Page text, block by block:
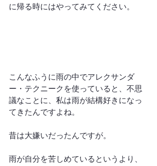
に帰る時にはやってみてください。
こんなふうに雨の中でアレクサンダ
ー・テクニークを使っていると、不思
議なことに、私は雨が結構好きになっ
てきたんですよね。
昔は大嫌いだったんですが。
雨が自分を苦しめているというより、